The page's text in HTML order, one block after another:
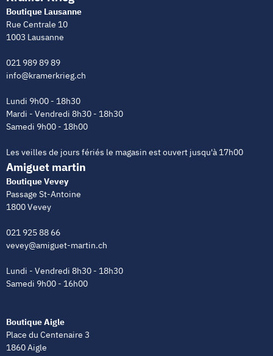
Boutique Lausanne
Rue Centrale 10
1003 Lausanne
021 989 89 89
info@kramerkrieg.ch
Lundi 9h00 - 18h30
Mardi - Vendredi 8h30 - 18h30
Samedi 9h00 - 18h00
Les veilles de jours fériés le magasin est ouvert jusqu'à 17h00
Amiguet martin
Boutique Vevey
Passage St-Antoine
1800 Vevey
021 925 88 66
vevey@amiguet-martin.ch
Lundi - Vendredi 8h30 - 18h30
Samedi 9h00 - 16h00
Boutique Aigle
Place du Centenaire 3
1860 Aigle